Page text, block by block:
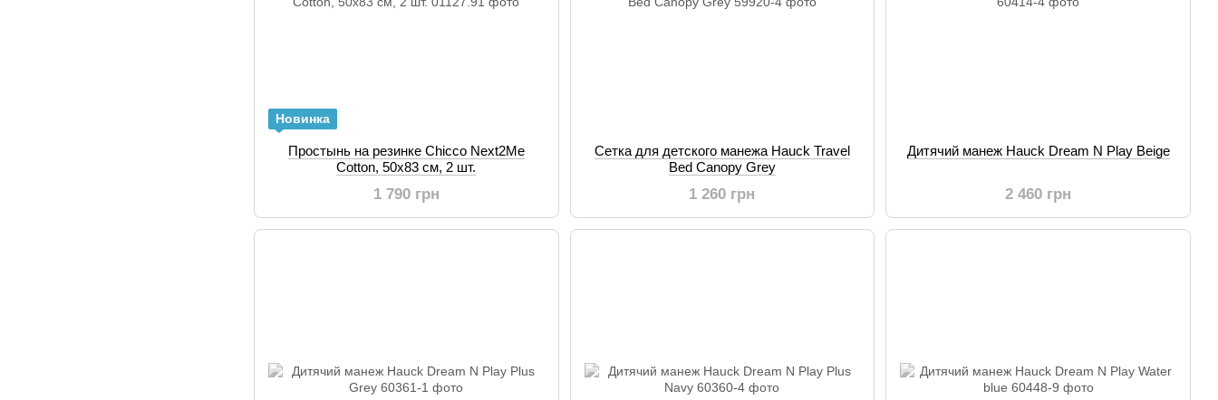
Новинка
Простынь на резинке Chicco Next2Me
Cotton, 50х83 см, 2 шт.
1 790 грн
Сетка для детского манежа Hauck Travel
Bed Canopy Grey
1 260 грн
Дитячий манеж Hauck Dream N Play Beige
2 460 грн